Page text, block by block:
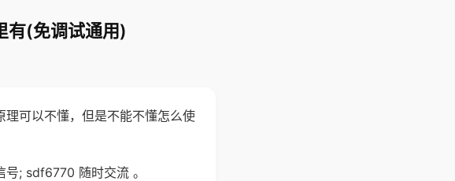
有(免调试通用)
可以不懂，但是不能不懂怎么使
; sdf6770 随时交流 。